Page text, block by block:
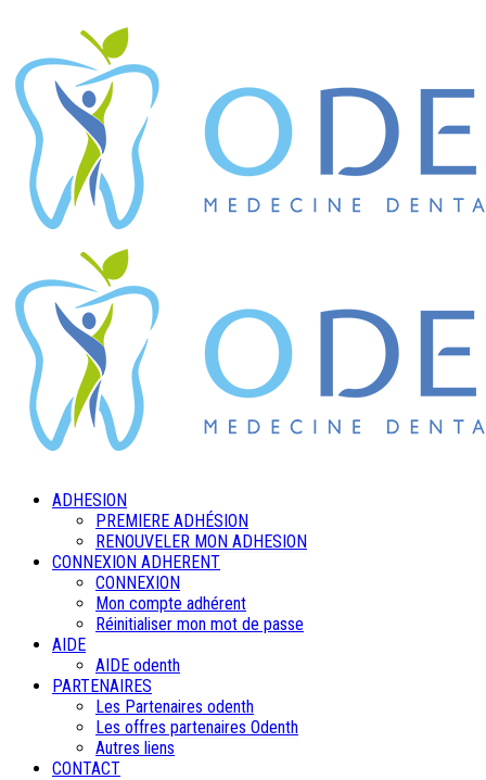
ADHESION
PREMIERE ADHÉSION
RENOUVELER MON ADHESION
CONNEXION ADHERENT
CONNEXION
Mon compte adhérent
Réinitialiser mon mot de passe
AIDE
AIDE odenth
PARTENAIRES
Les Partenaires odenth
Les offres partenaires Odenth
Autres liens
CONTACT